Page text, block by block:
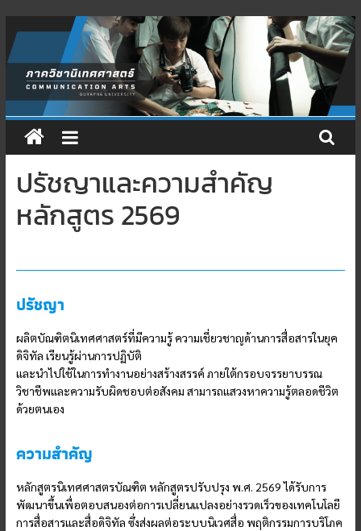
to
content
ปรัชญาและความสำคัญ
หลักสูตร 2569
ปรัชญา
ผลิตบัณฑิตนิเทศศาสตร์ที่มีความรู้ ความเชี่ยวชาญด้านการสื่อสารในยุค
ดิจิทัล เรียนรู้ผ่านการปฏิบัติ
และนำไปใช้ในการทำงานอย่างสร้างสรรค์ ภายใต้กรอบจรรยาบรรณ
วิชาชีพและความรับผิดชอบต่อสังคม สามารถแสวงหาความรู้ตลอดชีวิต
ด้วยตนเอง
ความสำคัญ
หลักสูตรนิเทศศาสตรบัณฑิต หลักสูตรปรับปรุง พ.ศ. 2569 ได้รับการ
พัฒนาขึ้นเพื่อตอบสนองต่อการเปลี่ยนแปลงอย่างรวดเร็วของเทคโนโลยี
การสื่อสารและสื่อดิจิทัล ซึ่งส่งผลต่อระบบนิเวศสื่อ พฤติกรรมการบริโภค